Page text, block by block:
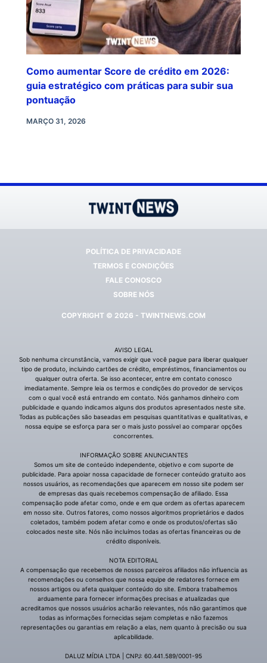
Como aumentar Score de crédito em 2026:
guia estratégico com práticas para subir sua
pontuação
MARÇO 31, 2026
POLÍTICA DE PRIVACIDADE
TERMOS E CONDIÇÕES
FALE CONOSCO
SOBRE NÓS
COPYRIGHT © 2026 - TWINTNEWS.COM